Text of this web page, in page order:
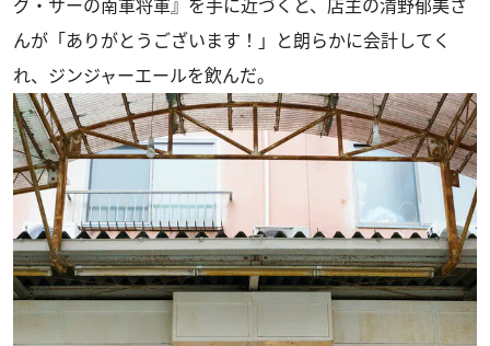
グ・サーの南軍将軍』を手に近づくと、店主の清野郁美さ
んが「ありがとうございます！」と朗らかに会計してく
れ、ジンジャーエールを飲んだ。